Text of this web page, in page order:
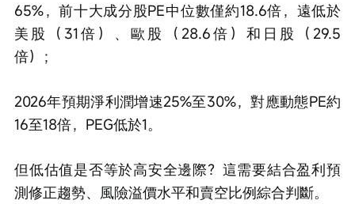
65%，前十大成分股PE中位數僅約18.6倍，遠低於
美股（31倍）、歐股（28.6倍）和日股（29.5
倍）；
2026年預期淨利潤增速25%至30%，對應動態PE約
16至18倍，PEG低於1。
但低估值是否等於高安全邊際？這需要結合盈利預
測修正趨勢、風險溢價水平和賣空比例綜合判斷。